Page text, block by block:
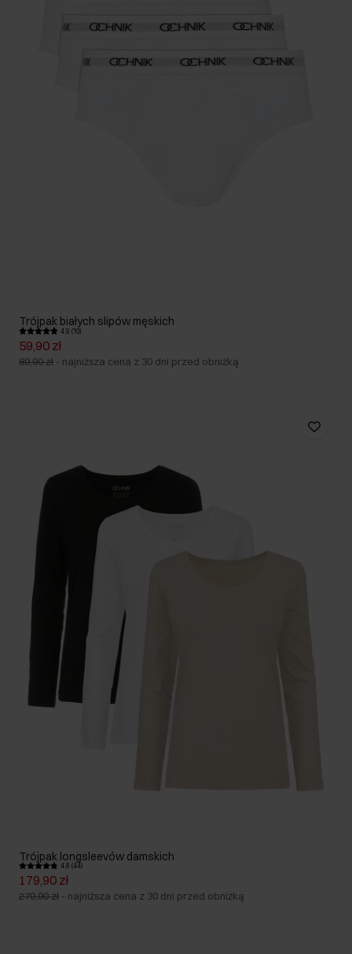
Trójpak białych slipów męskich
4.9 (10)
59,90 zł
89,90 zł - najniższa cena z 30 dni przed obniżką
Trójpak longsleevów damskich
4.8 (44)
179,90 zł
279,90 zł - najniższa cena z 30 dni przed obniżką